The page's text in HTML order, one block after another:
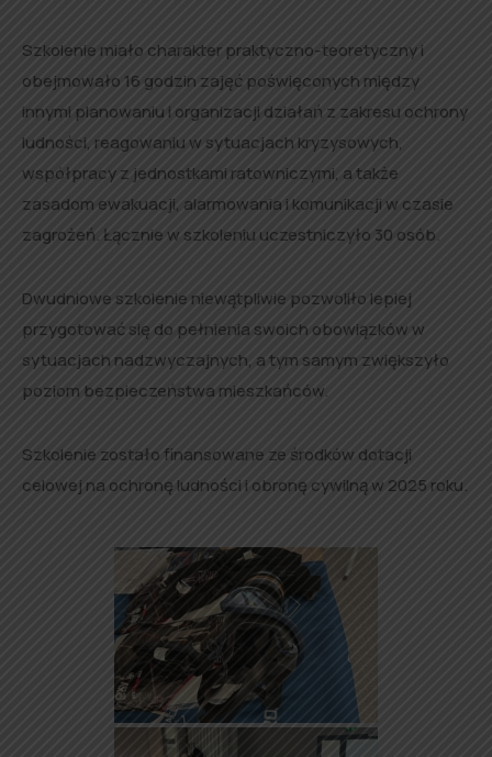
Szkolenie miało charakter praktyczno-teoretyczny i
obejmowało 16 godzin zajęć poświęconych między
innymi planowaniu i organizacji działań z zakresu ochrony
ludności, reagowaniu w sytuacjach kryzysowych,
współpracy z jednostkami ratowniczymi, a także
zasadom ewakuacji, alarmowania i komunikacji w czasie
zagrożeń. Łącznie w szkoleniu uczestniczyło 30 osób.
Dwudniowe szkolenie niewątpliwie pozwoliło lepiej
przygotować się do pełnienia swoich obowiązków w
sytuacjach nadzwyczajnych, a tym samym zwiększyło
poziom bezpieczeństwa mieszkańców.
Szkolenie zostało finansowane ze środków dotacji
celowej na ochronę ludności i obronę cywilną w 2025 roku.